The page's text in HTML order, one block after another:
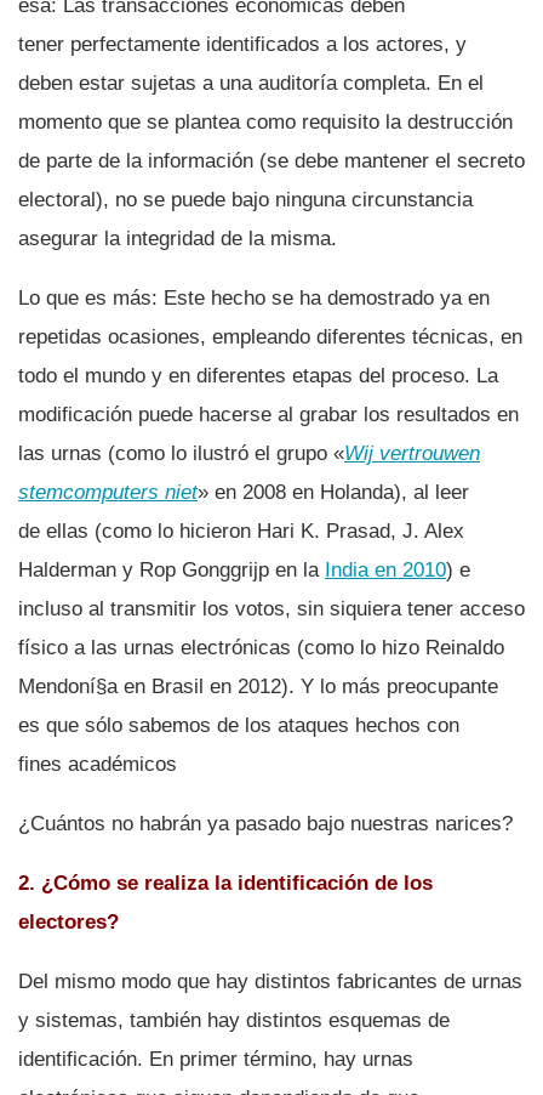
esa: Las transacciones económicas deben
tener perfectamente identificados a los actores, y
deben estar sujetas a una auditorí­a completa. En el
momento que se plantea como requisito la destrucción
de parte de la información (se debe mantener el secreto
electoral), no se puede bajo ninguna circunstancia
asegurar la integridad de la misma.
Lo que es más: Este hecho se ha demostrado ya en
repetidas ocasiones, empleando diferentes técnicas, en
todo el mundo y en diferentes etapas del proceso. La
modificación puede hacerse al grabar los resultados en
las urnas (como lo ilustró el grupo «Wij vertrouwen
stemcomputers niet» en 2008 en Holanda), al leer
de ellas (como lo hicieron Hari K. Prasad, J. Alex
Halderman y Rop Gonggrijp en la India en 2010) e
incluso al transmitir los votos, sin siquiera tener acceso
fí­sico a las urnas electrónicas (como lo hizo Reinaldo
Mendoní§a en Brasil en 2012). Y lo más preocupante
es que sólo sabemos de los ataques hechos con
fines académicos
¿Cuántos no habrán ya pasado bajo nuestras narices?
2. ¿Cómo se realiza la identificación de los
electores?
Del mismo modo que hay distintos fabricantes de urnas
y sistemas, también hay distintos esquemas de
identificación. En primer término, hay urnas